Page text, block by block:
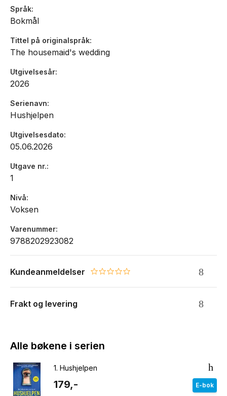
Språk
Bokmål
Tittel på originalspråk
The housemaid's wedding
Utgivelsesår
2026
Serienavn
Hushjelpen
Utgivelsesdato
05.06.2026
Utgave nr.
1
Nivå
Voksen
Varenummer
9788202923082
Kundeanmeldelser 0.0 star rating
Frakt og levering
Alle bøkene i serien
1. Hushjelpen
179,- E-bok